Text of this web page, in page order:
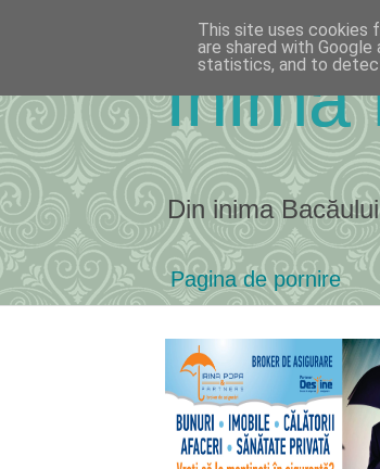
Inima
Din inima
Pagina de pornire
This site uses cookies
are shared with
statistics, and to